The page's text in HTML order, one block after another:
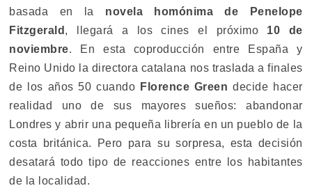
basada en la novela homónima de Penelope
Fitzgerald , llegará a los cines el próximo 10 de
noviembre. En esta coproducción entre España y
Reino Unido la directora catalana nos traslada a finales
de los años 50 cuando Florence Green decide hacer
realidad uno de sus mayores sueños: abandonar
Londres y abrir una pequeña librería en un pueblo de la
costa británica. Pero para su sorpresa, esta decisión
desatará todo tipo de reacciones entre los habitantes
de la localidad.